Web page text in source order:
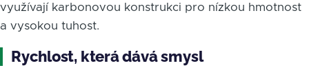
využívají karbonovou konstrukci pro nízkou hmotnost
a vysokou tuhost.
Rychlost, která dává smysl